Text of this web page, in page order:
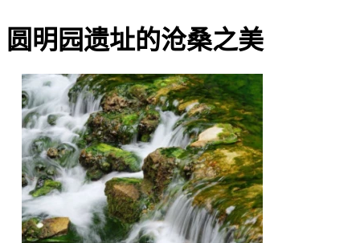
圆明园遗址的沧桑之美